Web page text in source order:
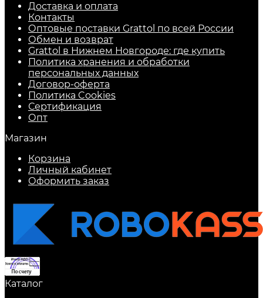
Доставка и оплата
Контакты
Оптовые поставки Grattol по всей России
Обмен и возврат
Grattol в Нижнем Новгороде: где купить
Политика хранения и обработки
персональных данных
Договор-оферта
Политика Cookies
Сертификация
Опт
Магазин
Корзина
Личный кабинет
Оформить заказ
Каталог